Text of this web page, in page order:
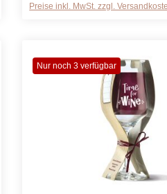
Preise inkl. MwSt. zzgl.
Nur noch 3 verfügbar